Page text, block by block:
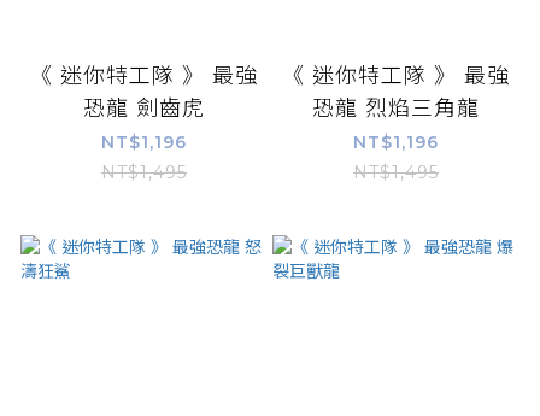
《 迷你特工隊 》 最強
恐龍 劍齒虎
NT$1,196
NT$1,495
《 迷你特工隊 》 最強
恐龍 烈焰三角龍
NT$1,196
NT$1,495